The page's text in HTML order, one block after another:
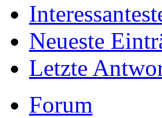
Neueste
Letzte
Forum